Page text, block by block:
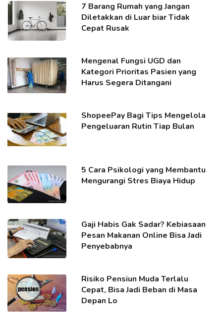
7 Barang Rumah yang Jangan
Diletakkan di Luar biar Tidak
Cepat Rusak
Mengenal Fungsi UGD dan
Kategori Prioritas Pasien yang
Harus Segera Ditangani
ShopeePay Bagi Tips Mengelola
Pengeluaran Rutin Tiap Bulan
5 Cara Psikologi yang Membantu
Mengurangi Stres Biaya Hidup
Gaji Habis Gak Sadar? Kebiasaan
Pesan Makanan Online Bisa Jadi
Penyebabnya
Risiko Pensiun Muda Terlalu
Cepat, Bisa Jadi Beban di Masa
Depan Lo